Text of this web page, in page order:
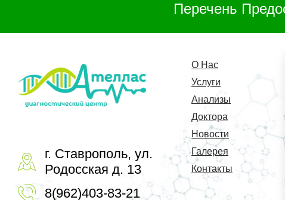
Перечень
г. Ставрополь, ул.
Родосская д. 13
8(962)403-83-21
О Нас
Услуги
Анализы
Доктора
Новости
Галерея
Контакты